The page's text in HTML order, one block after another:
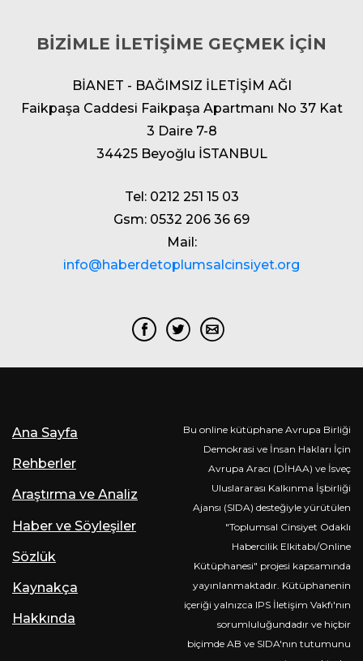
BİZİMLE İLETİŞİME GEÇMEK İÇİN
BİANET - BAĞIMSIZ İLETİŞİM AĞI
Faikpaşa Caddesi Faikpaşa Apartmanı No 37 Kat
3 Daire 7-8
34425 Beyoğlu İSTANBUL
Tel: 0212 251 15 03
Gsm: 0532 206 36 69
Mail:
info@haberdetoplumsalcinsiyet.org
Ana Sayfa
Rehberler
Araştırma ve Analiz
Haber ve Söyleşiler
Sözlük
Kaynakça
Hakkında
Bu online kütüphane Avrupa Birliği
Demokrasi ve İnsan Hakları İçin
Avrupa Aracı (DİHAA) ve İsveç
Uluslararası Kalkınma İşbirliği
Ajansı (SIDA) desteğiyle yürütülen
"Toplumsal Cinsiyet Odaklı
Habercilik Elkitabı/Online
Kütüphanesi" projesi kapsamında
yayınlanmaktadır. Kütüphanenin
içeriği yalnızca IPS İletişim Vakfı'nın
sorumluluğundadır ve hiçbir
biçimde AB ve SIDA'nın tutumunu